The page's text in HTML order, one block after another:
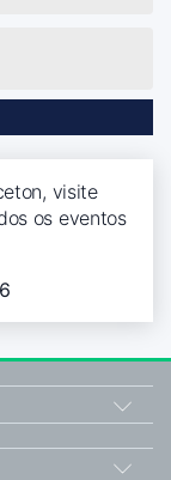
visite
os eventos